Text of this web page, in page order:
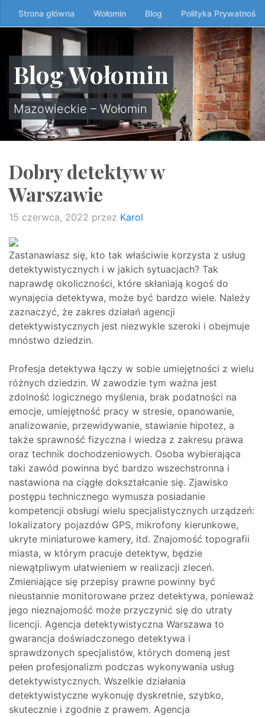
Przeskocz
do
treści
↷
Strona główna Wołomin Blog Polityka Prywatności
Blog Wołomin
Mazowieckie – Wołomin
Dobry detektyw w
Warszawie
15 czerwca, 2022 przez Karol
Zastanawiasz się, kto tak właściwie korzysta z usług
detektywistycznych i w jakich sytuacjach? Tak
naprawdę okoliczności, które skłaniają kogoś do
wynajęcia detektywa, może być bardzo wiele. Należy
zaznaczyć, że zakres działań agencji
detektywistycznych jest niezwykle szeroki i obejmuje
mnóstwo dziedzin.
Profesja detektywa łączy w sobie umiejętności z wielu
różnych dziedzin. W zawodzie tym ważna jest
zdolność logicznego myślenia, brak podatności na
emocje, umiejętność pracy w stresie, opanowanie,
analizowanie, przewidywanie, stawianie hipotez, a
także sprawność fizyczna i wiedza z zakresu prawa
oraz technik dochodzeniowych. Osoba wybierająca
taki zawód powinna być bardzo wszechstronna i
nastawiona na ciągłe dokształcanie się. Zjawisko
postępu technicznego wymusza posiadanie
kompetencji obsługi wielu specjalistycznych urządzeń:
lokalizatory pojazdów GPS, mikrofony kierunkowe,
ukryte miniaturowe kamery, itd. Znajomość topografii
miasta, w którym pracuje detektyw, będzie
niewątpliwym ułatwieniem w realizacji zleceń.
Zmieniające się przepisy prawne powinny być
nieustannie monitorowane przez detektywa, ponieważ
jego nieznajomość może przyczynić się do utraty
licencji. Agencja detektywistyczna Warszawa to
gwarancja doświadczonego detektywa i
sprawdzonych specjalistów, których domeną jest
pełen profesjonalizm podczas wykonywania usług
detektywistycznych. Wszelkie działania
detektywistyczne wykonuję dyskretnie, szybko,
skutecznie i zgodnie z prawem. Agencja